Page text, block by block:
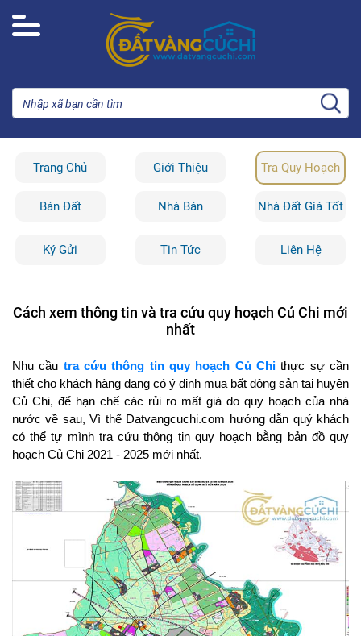
Trang Chủ Giới Thiệu Tra Quy Hoạch
Bán Đất Nhà Bán Nhà Đất Giá Tốt
Ký Gửi Tin Tức Liên Hệ
Cách xem thông tin và tra cứu quy hoạch Củ Chi mới
nhất
Nhu cầu tra cứu thông tin quy hoạch Củ Chi thực sự cần
thiết cho khách hàng đang có ý định mua bất động sản tại huyện
Củ Chi, để hạn chế các rủi ro mất giá do quy hoạch của nhà
nước về sau, Vì thế Datvangcuchi.com hướng dẫn quý khách
có thể tự mình tra cứu thông tin quy hoạch bằng bản đồ quy
hoạch Củ Chi 2021 - 2025 mới nhất.